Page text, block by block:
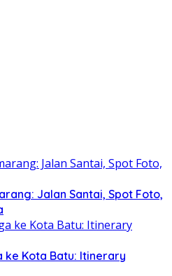
Jalan Santai, Spot Foto,
ke Kota Batu: Itinerary